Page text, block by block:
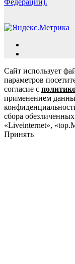
Федерации).
Сайт использует
параметров
согласие с
применением
сбора
«Liveinternet»,
Принять